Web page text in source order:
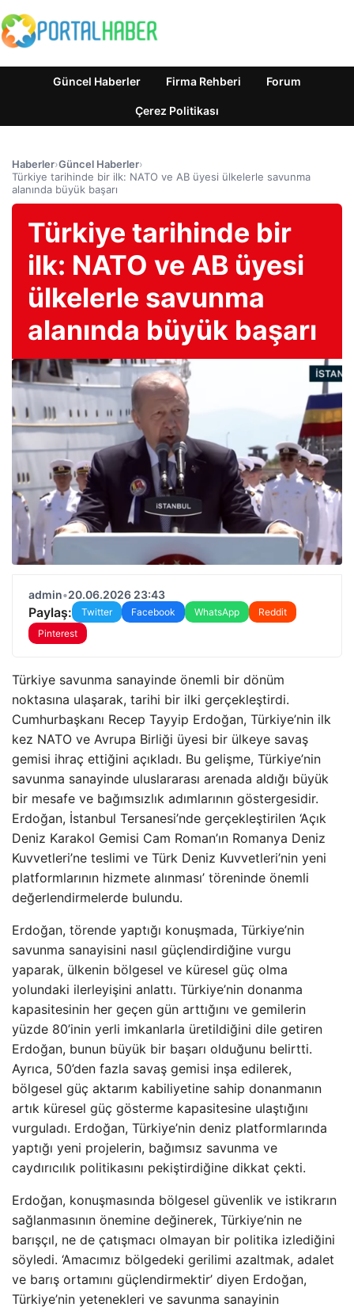
Güncel Haberler Firma Rehberi Forum
Çerez Politikası
Haberler›Güncel Haberler›
Türkiye tarihinde bir ilk: NATO ve AB üyesi ülkelerle savunma
alanında büyük başarı
Türkiye tarihinde bir
ilk: NATO ve AB üyesi
ülkelerle savunma
alanında büyük başarı
admin•20.06.2026 23:43
Paylaş: Twitter Facebook WhatsApp
Reddit
Pinterest
Türkiye savunma sanayinde önemli bir dönüm
noktasına ulaşarak, tarihi bir ilki gerçekleştirdi.
Cumhurbaşkanı Recep Tayyip Erdoğan, Türkiye’nin ilk
kez NATO ve Avrupa Birliği üyesi bir ülkeye savaş
gemisi ihraç ettiğini açıkladı. Bu gelişme, Türkiye’nin
savunma sanayinde uluslararası arenada aldığı büyük
bir mesafe ve bağımsızlık adımlarının göstergesidir.
Erdoğan, İstanbul Tersanesi’nde gerçekleştirilen ‘Açık
Deniz Karakol Gemisi Cam Roman’ın Romanya Deniz
Kuvvetleri’ne teslimi ve Türk Deniz Kuvvetleri’nin yeni
platformlarının hizmete alınması’ töreninde önemli
değerlendirmelerde bulundu.
Erdoğan, törende yaptığı konuşmada, Türkiye’nin
savunma sanayisini nasıl güçlendirdiğine vurgu
yaparak, ülkenin bölgesel ve küresel güç olma
yolundaki ilerleyişini anlattı. Türkiye’nin donanma
kapasitesinin her geçen gün arttığını ve gemilerin
yüzde 80’inin yerli imkanlarla üretildiğini dile getiren
Erdoğan, bunun büyük bir başarı olduğunu belirtti.
Ayrıca, 50’den fazla savaş gemisi inşa edilerek,
bölgesel güç aktarım kabiliyetine sahip donanmanın
artık küresel güç gösterme kapasitesine ulaştığını
vurguladı. Erdoğan, Türkiye’nin deniz platformlarında
yaptığı yeni projelerin, bağımsız savunma ve
caydırıcılık politikasını pekiştirdiğine dikkat çekti.
Erdoğan, konuşmasında bölgesel güvenlik ve istikrarın
sağlanmasının önemine değinerek, Türkiye’nin ne
barışçıl, ne de çatışmacı olmayan bir politika izlediğini
söyledi. ‘Amacımız bölgedeki gerilimi azaltmak, adalet
ve barış ortamını güçlendirmektir’ diyen Erdoğan,
Türkiye’nin yetenekleri ve savunma sanayinin